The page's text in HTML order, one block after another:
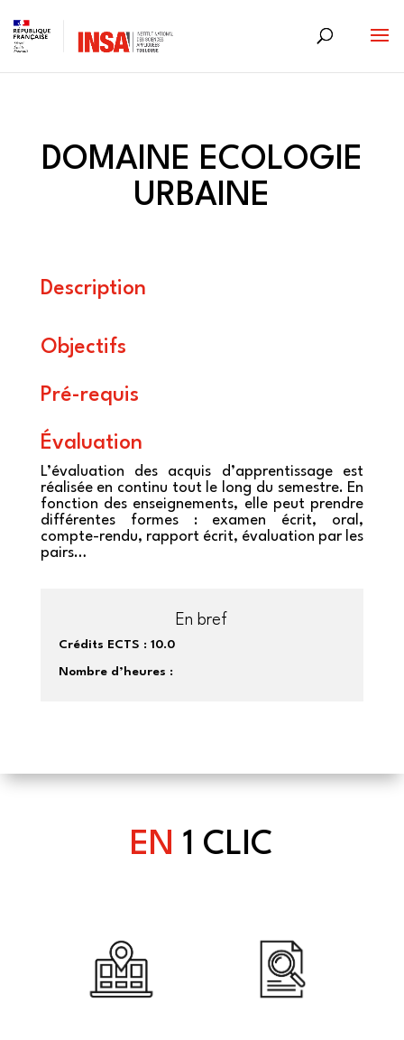
to
content
DOMAINE ECOLOGIE
URBAINE
Description
Objectifs
Pré-requis
Évaluation
L’évaluation des acquis d’apprentissage est
réalisée en continu tout le long du semestre. En
fonction des enseignements, elle peut prendre
différentes formes : examen écrit, oral,
compte-rendu, rapport écrit, évaluation par les
pairs…
En bref
Crédits ECTS : 10.0
Nombre d’heures :
EN 1 CLIC